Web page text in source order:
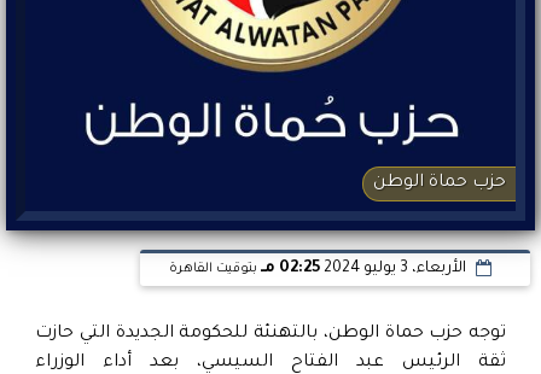
حزب حماة الوطن
الأربعاء، 3 يوليو 2024 02:25 مـ بتوقيت القاهرة
توجه حزب حماة الوطن، بالتهنئة للحكومة الجديدة التي حازت
ثقة الرئيس عبد الفتاح السيسي، بعد أداء الوزراء